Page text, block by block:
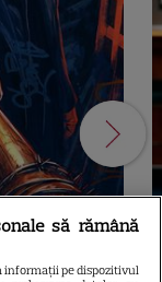
să rămână
informații pe dispozitivul